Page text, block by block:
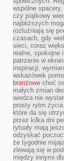
wspólne
czy piątkowy
najbliższych
rozluźniają się
czasach, gdy
sieci, coraz
realne, spokojne
patrzenie w
inspiracji,
wskazówek
branżowe choć
małych zmian
wiedza nie
prosty rytm
które da się
przez kilka dni
rytuały mają
odzyskać
że tygodnie
zlewają się w
między innymi